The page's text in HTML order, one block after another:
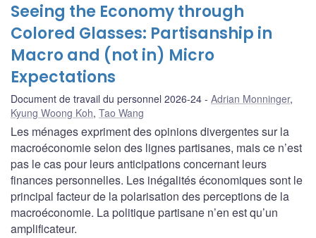
Seeing the Economy through
Colored Glasses: Partisanship in
Macro and (not in) Micro
Expectations
Document de travail du personnel 2026-24 Adrian Monninger,
Kyung Woong Koh, Tao Wang
Les ménages expriment des opinions divergentes sur la
macroéconomie selon des lignes partisanes, mais ce n’est
pas le cas pour leurs anticipations concernant leurs
finances personnelles. Les inégalités économiques sont le
principal facteur de la polarisation des perceptions de la
macroéconomie. La politique partisane n’en est qu’un
amplificateur.